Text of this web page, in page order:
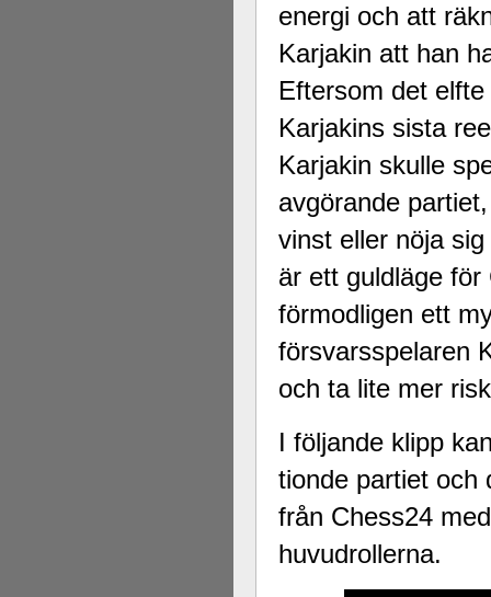
energi och att
Karjakin att han
Eftersom det
Karjakins sista
Karjakin skulle
avgörande
vinst eller nöja
är ett guldläge
förmodligen ett
försvarsspelaren
och ta lite mer
I följande klipp
tionde partiet och
från Chess24
huvudrollerna.